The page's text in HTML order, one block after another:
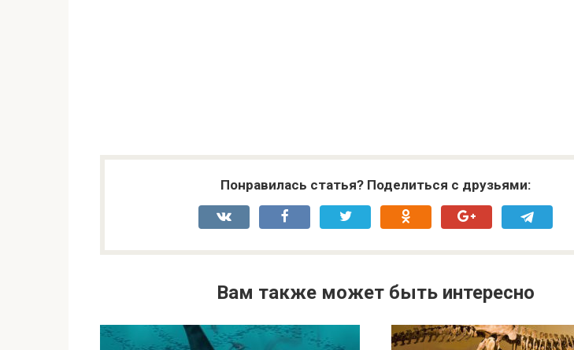
Понравилась статья? Поделиться с друзьями:
Вам также может быть интересно